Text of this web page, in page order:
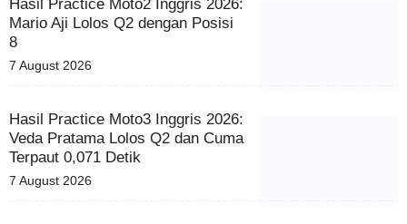
Hasil Practice Moto2 Inggris 2026:
Mario Aji Lolos Q2 dengan Posisi
8
7 August 2026
Hasil Practice Moto3 Inggris 2026:
Veda Pratama Lolos Q2 dan Cuma
Terpaut 0,071 Detik
7 August 2026